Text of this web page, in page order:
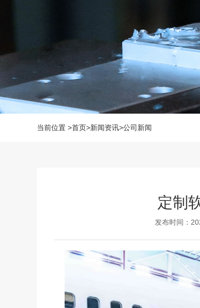
当前位置 >首页>新闻资讯>公司新闻
定制
发布时间：